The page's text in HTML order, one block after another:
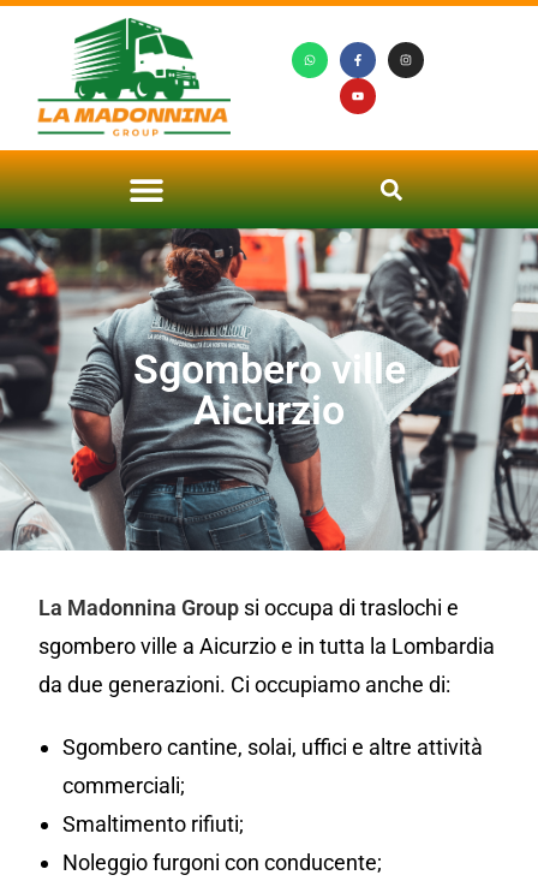
Sgombero ville
Aicurzio
La Madonnina Group si occupa di traslochi e
sgombero ville a Aicurzio e in tutta la Lombardia
da due generazioni. Ci occupiamo anche di:
Sgombero cantine, solai, uffici e altre attività
commerciali;
Smaltimento rifiuti;
Noleggio furgoni con conducente;